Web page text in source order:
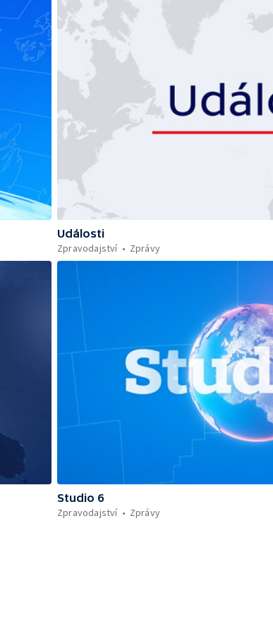
Události
Zpravodajství
Zprávy
Studio 6
Zpravodajství
Zprávy